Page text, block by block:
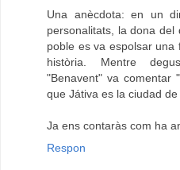
Una anècdota: en un
personalitats, la dona del
poble es va espolsar
història. Mentre
"Benavent" va comentar
que Játiva es la ciudad de
Ja ens contaràs com ha
Respon